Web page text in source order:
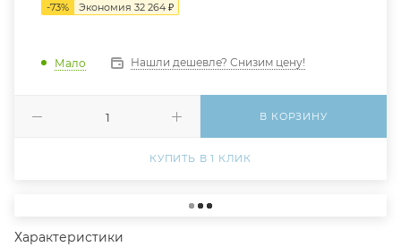
-73% Экономия 32 264 ₽
Мало Нашли дешевле? Снизим цену!
В КОРЗИНУ
КУПИТЬ В 1 КЛИК
Характеристики